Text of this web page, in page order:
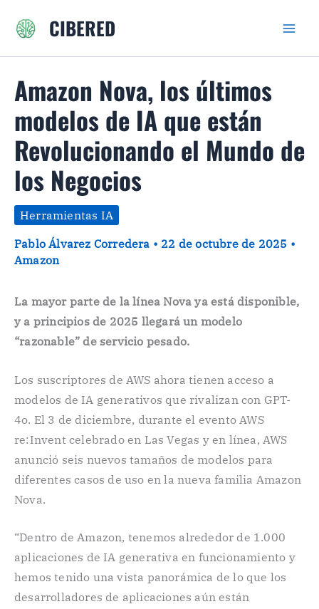
CIBERED
Amazon Nova, los últimos
modelos de IA que están
Revolucionando el Mundo de
los Negocios
Herramientas IA
Pablo Álvarez Corredera • 22 de octubre de 2025 •
Amazon
La mayor parte de la línea Nova ya está disponible,
y a principios de 2025 llegará un modelo
“razonable” de servicio pesado.
Los suscriptores de AWS ahora tienen acceso a
modelos de IA generativos que rivalizan con GPT-
4o. El 3 de diciembre, durante el evento AWS
re:Invent celebrado en Las Vegas y en línea, AWS
anunció seis nuevos tamaños de modelos para
diferentes casos de uso en la nueva familia Amazon
Nova.
“Dentro de Amazon, tenemos alrededor de 1.000
aplicaciones de IA generativa en funcionamiento y
hemos tenido una vista panorámica de lo que los
desarrolladores de aplicaciones aún están